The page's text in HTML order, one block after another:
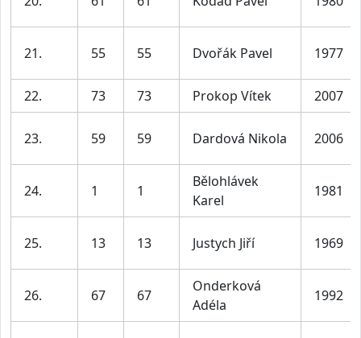
21. 55 55 Dvořák Pavel 1977
22. 73 73 Prokop Vítek 2007
23. 59 59 Dardová Nikola 2006
24. 1 1
Bělohlávek
Karel
1981
25. 13 13 Justych Jiří 1969
26. 67 67
Onderková
Adéla
1992